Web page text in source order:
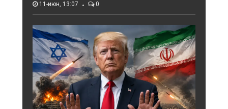
11-июн, 13:07 0